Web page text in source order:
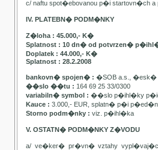
c/ naftu spot�ebovanou p�i startovn�ch
IV. PLATEBN� PODM�NKY
Z�loha : 45.000,- K�
Splatnost : 10 dn� od potvrzen�
Doplatek : 44.000,- K�
Splatnost : 28.2.2008
bankovn� spojen� : �SOB a.s., �esk�
��slo ��tu : 164 69 25 33/0300
variabiln� symbol : ��slo p�ihl�ky
Kauce : 3.000,- EUR, splatn� p�i
Storno podm�nky : viz. p�ihl�ka
V. OSTATN� PODM�NKY Z�VODU
a/ ve�ker� pr�vn� vztahy